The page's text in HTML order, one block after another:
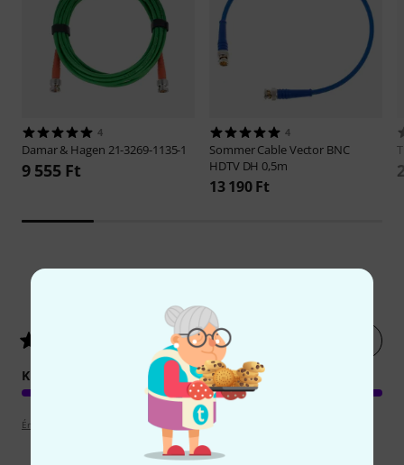
4
Damar & Hagen 21-3269-1135-1
9 555 Ft
4
Sommer CableVector BNC
HDTV DH 0,5m
13 190 Ft
Értékelés leadása most
KIVITELEZÉS
Értékelési irányelvek